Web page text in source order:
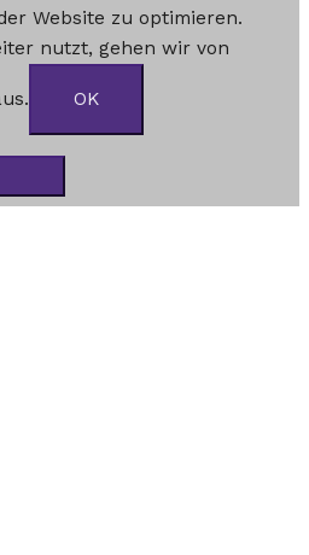
Website zu optimieren.
nutzt, gehen wir von
OK